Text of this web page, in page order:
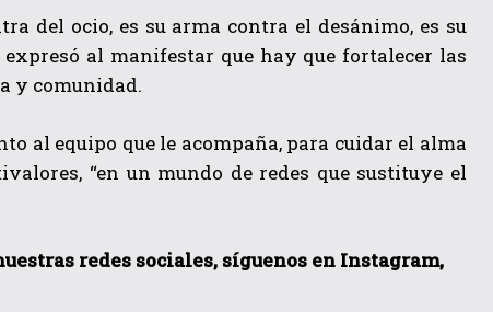
del ocio, es su arma contra el desánimo, es su
al manifestar que hay que fortalecer las
y comunidad.
al equipo que le acompaña, para cuidar el alma
“en un mundo de redes que sustituye el
redes sociales, síguenos en Instagram,